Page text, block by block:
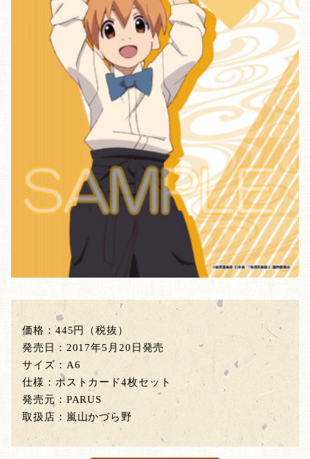
価格：445円（税抜）
発売日：2017年5月20日発売
サイズ：A6
仕様：ポストカード4枚セット
発売元：PARUS
取扱店：嵐山かづら野